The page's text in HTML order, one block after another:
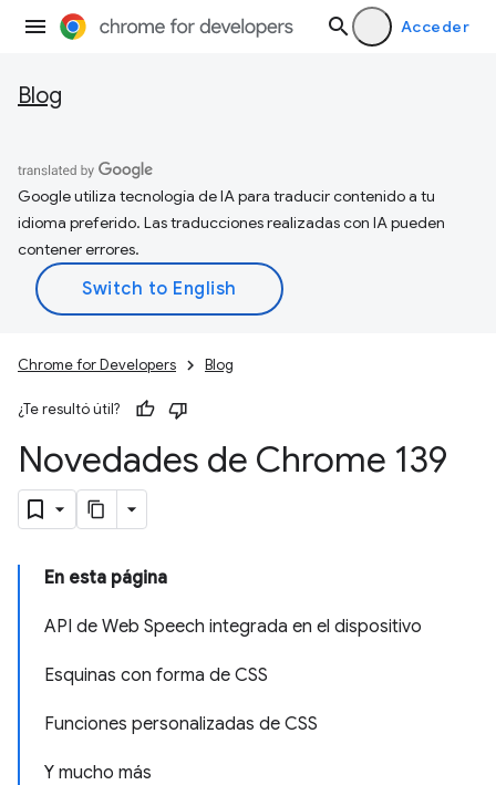
Acceder
Blog
Google utiliza tecnología de IA para traducir contenido a tu
idioma preferido. Las traducciones realizadas con IA pueden
contener errores.
Chrome for Developers Blog
¿Te resultó útil?
Novedades de Chrome 139
En esta página
API de Web Speech integrada en el dispositivo
Esquinas con forma de CSS
Funciones personalizadas de CSS
Y mucho más